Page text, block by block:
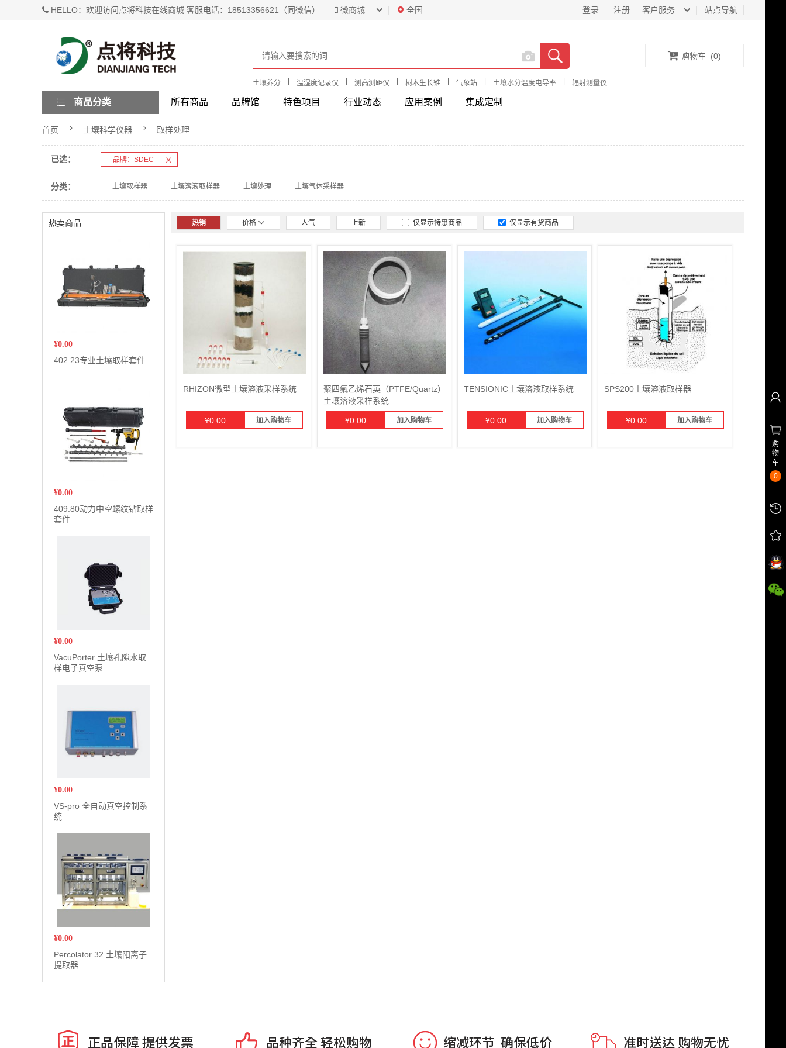
HELLO：欢迎访问点将科技在线商城 客服电话：18513356621（同微信） 微商城 全国 客户服务 站点导航
登录 注册
土壤养分 温湿度记录仪 测高测距仪 树木生长锥 气象站 土壤水分温度电导率 辐射测量仪
购物车 (0)
所有商品 品牌馆 特色项目 行业动态 应用案例 集成定制
商品分类
首页 土壤科学仪器 取样处理
已选： 品牌：SDEC
分类： 土壤取样器 土壤溶液取样器 土壤处理 土壤气体采样器
热卖商品
¥0.00
402.23专业土壤取样套件
¥0.00
409.80动力中空螺纹钻取样
套件
¥0.00
VacuPorter 土壤孔隙水取
样电子真空泵
¥0.00
VS-pro 全自动真空控制系
统
¥0.00
Percolator 32 土壤阳离子
提取器
热销 价格 人气 上新 仅显示特惠商品 仅显示有货商品
RHIZON微型土壤溶液采样系统
¥0.00 加入购物车
聚四氟乙烯石英（PTFE/Quartz）
土壤溶液采样系统
¥0.00 加入购物车
TENSIONIC土壤溶液取样系统
¥0.00 加入购物车
SPS200土壤溶液取样器
¥0.00 加入购物车
购
物
车
0